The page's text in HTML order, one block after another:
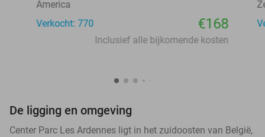
America
Verkocht: 770
€168
Inclusief alle bijkomende kosten
De ligging en omgeving
Center Parc Les Ardennes ligt in het zuidoosten van België,